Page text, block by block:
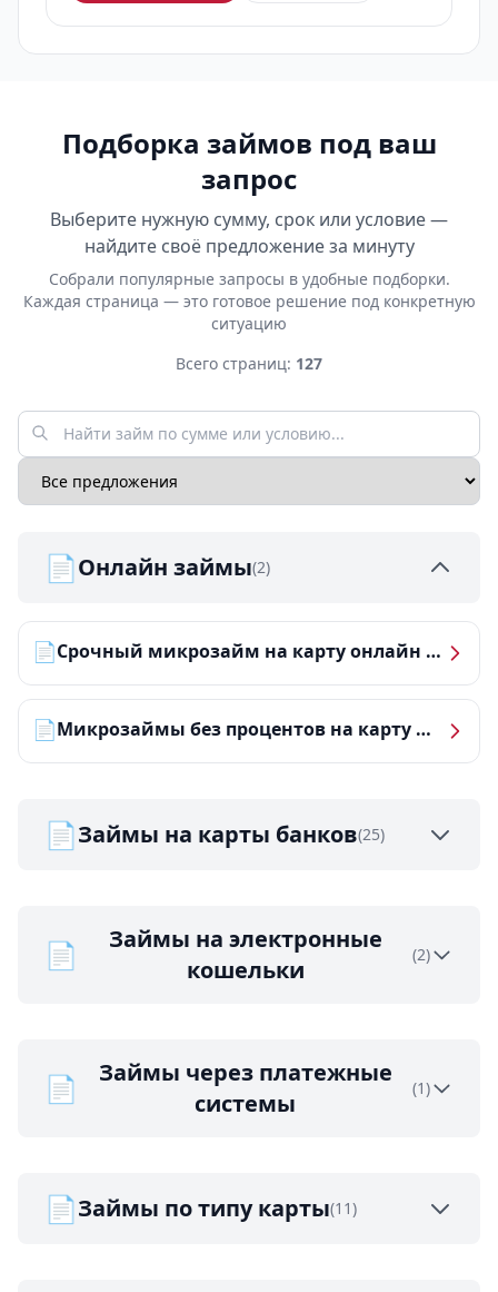
Подборка займов под ваш
запрос
Выберите нужную сумму, срок или условие —
найдите своё предложение за минуту
Собрали популярные запросы в удобные подборки.
Каждая страница — это готовое решение под конкретную
ситуацию
Всего страниц: 127
📄Онлайн займы(2)
📄 Срочный микрозайм на карту онлайн — получить деньги за 5 минут
📄 Микрозаймы без процентов на карту — ТОП-10 за 2026 год
📄Займы на карты банков(25)
📄
Займы на электронные
кошельки
(2)
📄
Займы через платежные
системы
(1)
📄Займы по типу карты(11)